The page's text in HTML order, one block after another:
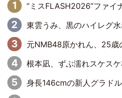
“ミスFLASH2026”ファイナリスト、ダン
東雲うみ、黒のハイレグ水着で見せた“わがままボディ”がたまらない「
元NMB48原かれん、25歳の“どストライクボディ”をバ
根本凪、ずぶ濡れスケスケ衣装にドキッ「表情が良過ぎる
身長146cmの新人グラドル、王道ビーチからプールサイ